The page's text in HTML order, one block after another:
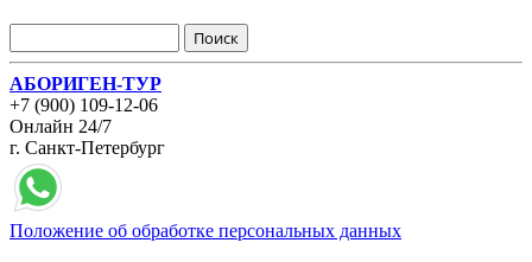
АБОРИГЕН-ТУР
+7 (900) 109-12-06
Онлайн 24/7
г. Санкт-Петербург
Положение об обработке персональных данных